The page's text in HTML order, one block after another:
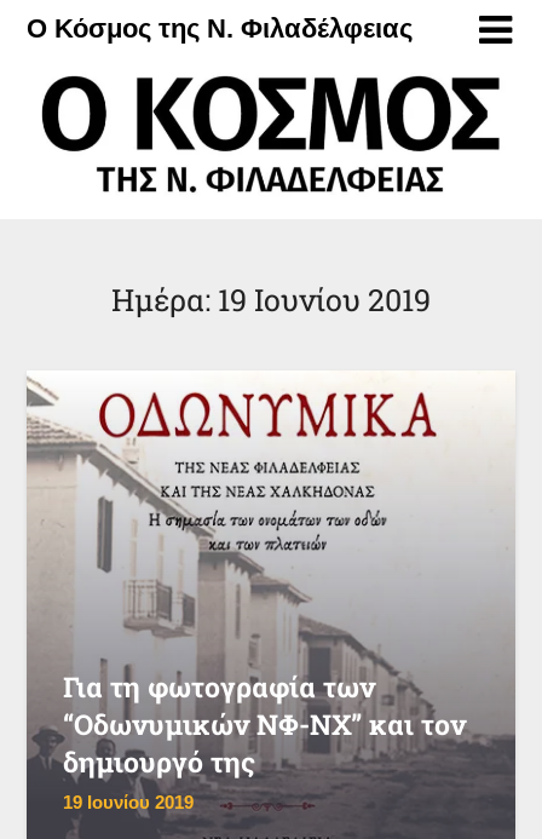
Μετάβαση
περιεχόμενο
Ο Κόσμος της Ν. Φιλαδέλφειας
Ημέρα: 19 Ιουνίου 2019
Για τη φωτογραφία των
“Οδωνυμικών ΝΦ-ΝΧ” και τον
δημιουργό της
19 Ιουνίου 2019